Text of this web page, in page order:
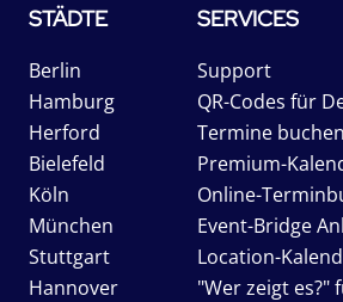
STÄDTE
Berlin
Hamburg
Herford
Bielefeld
Köln
München
Stuttgart
Hannover
SERVICES
Support
QR-Codes für
Termine buchen
Premium-
Online-
Event-Bridge
Location-
"Wer zeigt